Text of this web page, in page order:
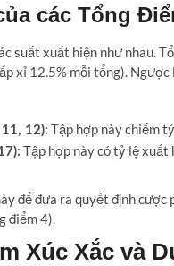
các Tổng
suất xuất hiện như nhau.
xỉ 12.5% mỗi tổng).
12): Tập hợp này chiếm
Tập hợp này có tỷ lệ xuất
để đưa ra quyết định
điểm 4).
Xúc Xắc và